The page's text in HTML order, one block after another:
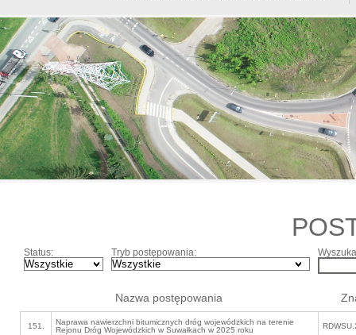
Status: Tryb postępowania:
Nazwa postępowania
151.
Naprawa nawierzchni bitumicznych dróg wojewódzkich na terenie
Rejonu Dróg Wojewódzkich w Suwałkach w 2025 roku